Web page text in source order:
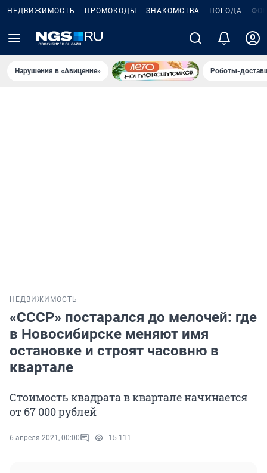
НЕДВИЖИМОСТЬ ПРОМОКОДЫ ЗНАКОМСТВА ПОГОДА
Нарушения в «Авиценне» Роботы-
НЕДВИЖИМОСТЬ
«СССР» постарался до мелочей: где
в Новосибирске меняют имя
остановке и строят часовню в
квартале
Стоимость квадрата в квартале начинается
от 67 000 рублей
6 апреля 2021, 00:00 15 111